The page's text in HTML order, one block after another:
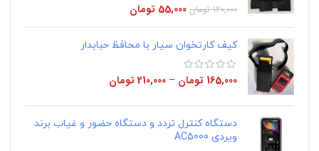
120,000 تومان 55,000 تومان
کیف کارتخوان سیار با محافظ حبابدار
165,000 تومان –
210,000 تومان
دستگاه کنترل تردد و دستگاه حضور و غیاب برند
ویردی AC5000